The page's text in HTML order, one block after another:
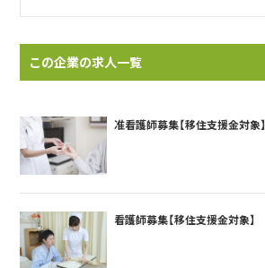
この企業の求人一覧
准看護師募集【移住支援金対象】
看護師募集【移住支援金対象】